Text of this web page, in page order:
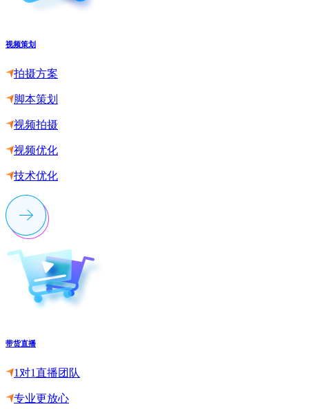
视频策划
拍摄方案
脚本策划
视频拍摄
视频优化
技术优化
带货直播
1对1直播团队
专业更放心